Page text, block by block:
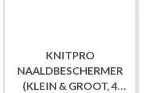
KNITPRO
NAALDBESCHERMER
(KLEIN & GROOT, 4